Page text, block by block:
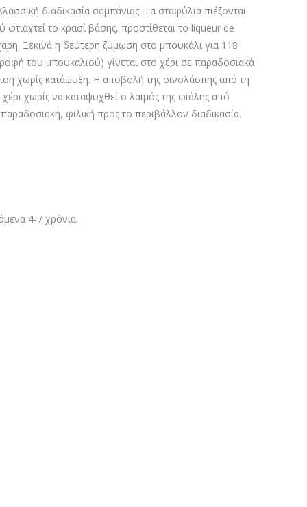
διαδικασία σαμπάνιας: Τα σταφύλια πιέζονται
το κρασί βάσης, προστίθεται το liqueur de
Ξεκινά η δεύτερη ζύμωση στο μπουκάλι για 118
του μπουκαλιού) γίνεται στο χέρι σε παραδοσιακά
χωρίς κατάψυξη. Η αποβολή της οινολάσπης από τη
χωρίς να καταψυχθεί ο λαιμός της φιάλης από
παραδοσιακή, φιλική προς το περιβάλλον διαδικασία.
4-7 χρόνια.